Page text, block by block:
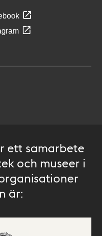
ett samarbete
och museer i
är: